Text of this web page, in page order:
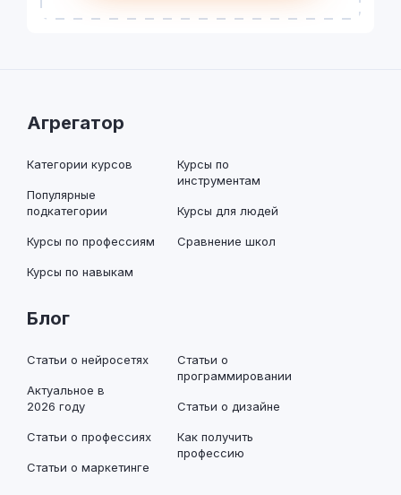
Агрегатор
Категории курсов
Популярные
подкатегории
Курсы по профессиям
Курсы по навыкам
Курсы по
инструментам
Курсы для людей
Сравнение школ
Блог
Статьи о нейросетях
Актуальное в
2026 году
Статьи о профессиях
Статьи о маркетинге
Статьи о
программировании
Статьи о дизайне
Как получить
профессию